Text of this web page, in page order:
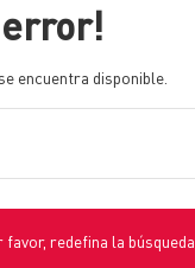
encuentra disponible.
redefina la búsqueda.